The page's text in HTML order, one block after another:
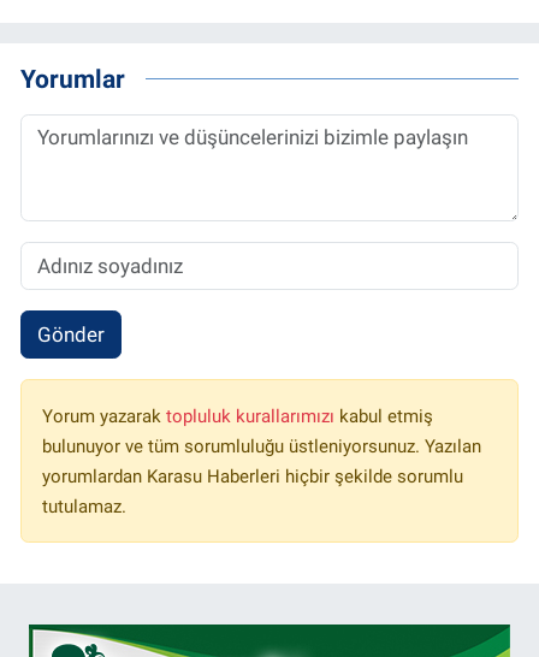
Yorumlar
Gönder
Yorum yazarak topluluk kurallarımızı kabul etmiş
bulunuyor ve tüm sorumluluğu üstleniyorsunuz. Yazılan
yorumlardan Karasu Haberleri hiçbir şekilde sorumlu
tutulamaz.